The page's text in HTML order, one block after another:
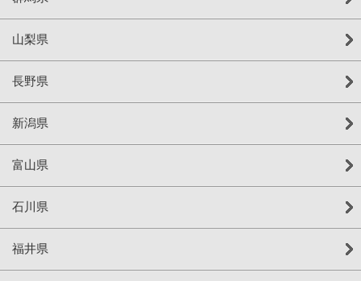
山梨県
長野県
新潟県
富山県
石川県
福井県